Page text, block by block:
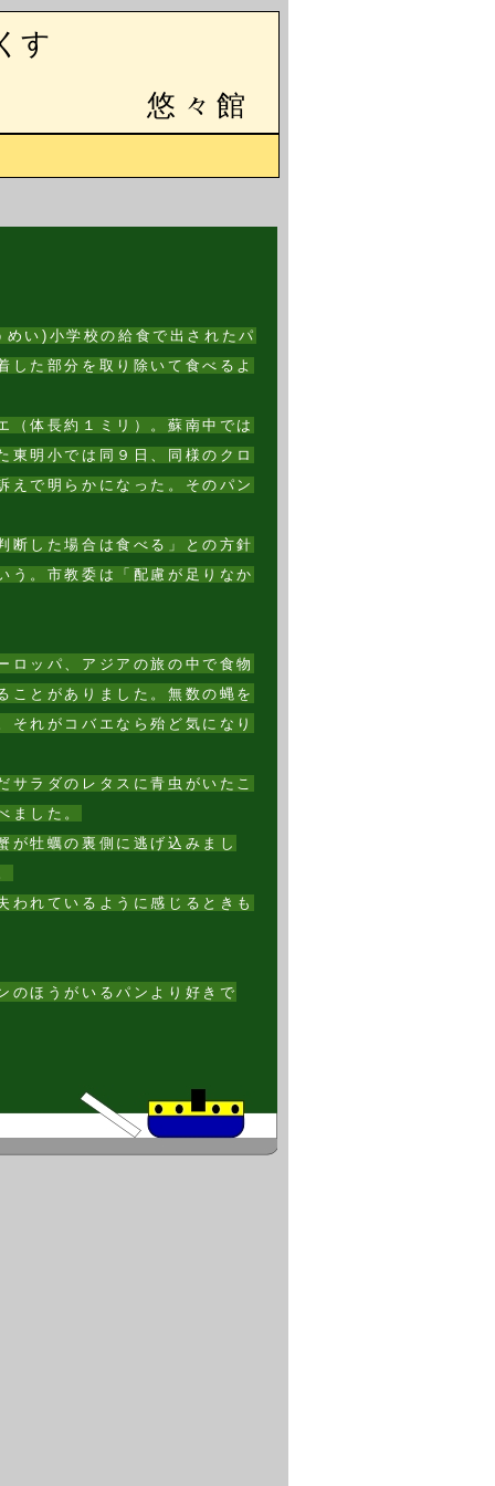
す
悠々館
い)小学校の給食で出されたパ
した部分を取り除いて食べるよ
体長約１ミリ）。蘇南中では
東明小では同９日、同様のクロ
えで明らかになった。そのパン
した場合は食べる」との方針
う。市教委は「配慮が足りなか
ッパ、アジアの旅の中で食物
ことがありました。無数の蝿を
それがコバエなら殆ど気になり
ラダのレタスに青虫がいたこ
ました。
牡蠣の裏側に逃げ込みまし
れているように感じるときも
のほうがいるパンより好きで